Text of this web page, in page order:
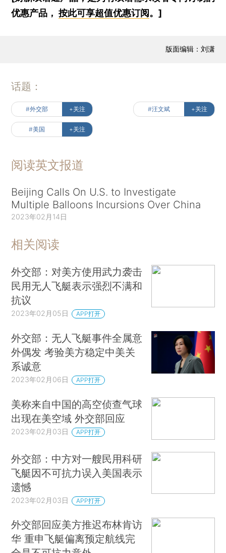
优惠产品，按此可享超值优惠订阅 。]
版面编辑：刘潇
话题：
#外交部 +关注 #汪文斌 +关注
#美国 +关注
阅读英文报道
Beijing Calls On U.S. to Investigate
Multiple Balloons Incursions Over China
2023年02月14日
相关阅读
外交部：对美方使用武力袭击
民用无人飞艇表示强烈不满和
抗议
2023年02月05日 APP打开
外交部：无人飞艇事件全属意
外偶发 考验美方稳定中美关
系诚意
2023年02月06日 APP打开
美称来自中国的高空侦查气球
出现在美空域 外交部回应
2023年02月03日 APP打开
外交部：中方对一艘民用科研
飞艇因不可抗力误入美国表示
遗憾
2023年02月03日 APP打开
外交部回应美方推迟布林肯访
华 重申飞艇偏离预定航线完